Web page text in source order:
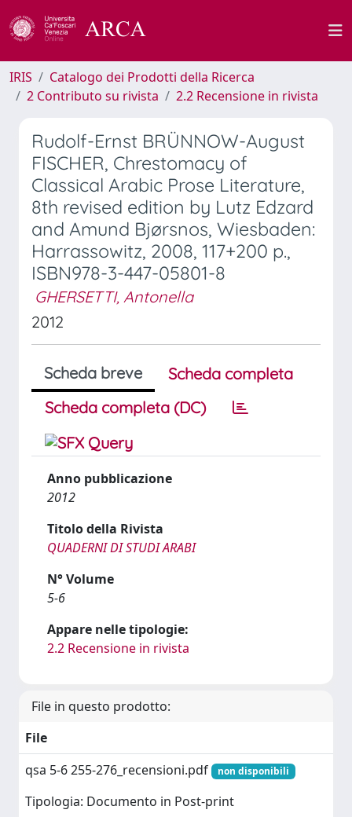
IRIS
Catalogo dei Prodotti della Ricerca
2 Contributo su rivista
2.2 Recensione in rivista
Rudolf-Ernst BRÜNNOW-August
FISCHER, Chrestomacy of
Classical Arabic Prose Literature,
8th revised edition by Lutz Edzard
and Amund Bjørsnos, Wiesbaden:
Harrassowitz, 2008, 117+200 p.,
ISBN978-3-447-05801-8
GHERSETTI, Antonella
2012
Scheda breve
Scheda completa
Scheda completa (DC)
Anno pubblicazione
2012
Titolo della Rivista
QUADERNI DI STUDI ARABI
N° Volume
5-6
Appare nelle tipologie:
2.2 Recensione in rivista
File in questo prodotto:
File
qsa 5-6 255-276_recensioni.pdf
non disponibili
Tipologia: Documento in Post-print